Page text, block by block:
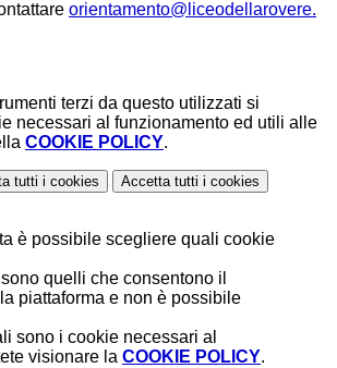
orientamento@liceodellarovere.
terzi da questo utilizzati si
necessari al funzionamento ed utili alle
COOKIE POLICY.
tutti i cookies Accetta tutti i cookies
è possibile scegliere quali cookie
quelli che consentono il
piattaforma e non è possibile
sono i cookie necessari al
visionare la COOKIE POLICY.